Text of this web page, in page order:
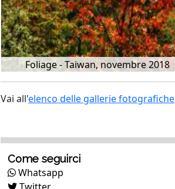
Foliage - Taiwan, novembre 2018
Vai all'elenco delle gallerie fotografiche
Come seguirci
Whatsapp